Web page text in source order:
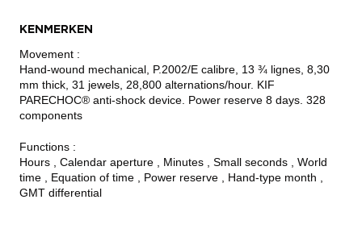
KENMERKEN
Movement :
Hand-wound mechanical, P.2002/E calibre, 13 ¾ lignes, 8,30
mm thick, 31 jewels, 28,800 alternations/hour. KIF
PARECHOC® anti-shock device. Power reserve 8 days. 328
components
Functions :
Hours , Calendar aperture , Minutes , Small seconds , World
time , Equation of time , Power reserve , Hand-type month ,
GMT differential